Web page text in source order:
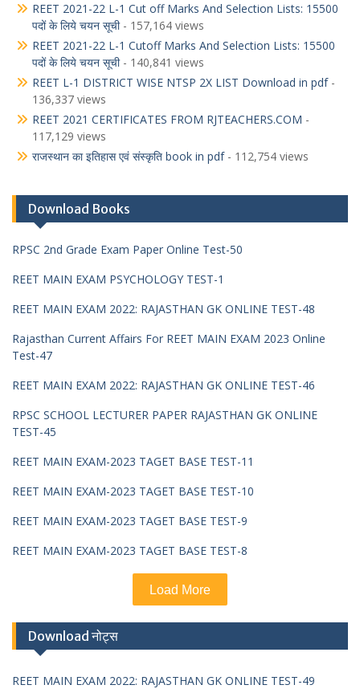
REET 2021-22 L-1 Cut off Marks And Selection Lists: 15500
पदों के लिये चयन सूची- 157,164 views
REET 2021-22 L-1 Cutoff Marks And Selection Lists: 15500
पदों के लिये चयन सूची- 140,841 views
REET L-1 DISTRICT WISE NTSP 2X LIST Download in pdf-
136,337 views
REET 2021 CERTIFICATES FROM RJTEACHERS.COM -
117,129 views
राजस्थान का इतिहास एवं संस्कृति book in pdf- 112,754 views
Download Books
RPSC 2nd Grade Exam Paper Online Test-50
REET MAIN EXAM PSYCHOLOGY TEST-1
REET MAIN EXAM 2022: RAJASTHAN GK ONLINE TEST-48
Rajasthan Current Affairs For REET MAIN EXAM 2023 Online
Test-47
REET MAIN EXAM 2022: RAJASTHAN GK ONLINE TEST-46
RPSC SCHOOL LECTURER PAPER RAJASTHAN GK ONLINE
TEST-45
REET MAIN EXAM-2023 TAGET BASE TEST-11
REET MAIN EXAM-2023 TAGET BASE TEST-10
REET MAIN EXAM-2023 TAGET BASE TEST-9
REET MAIN EXAM-2023 TAGET BASE TEST-8
Load More
Download नोट्स
REET MAIN EXAM 2022: RAJASTHAN GK ONLINE TEST-49